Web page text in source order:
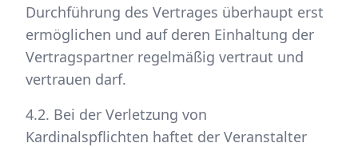
Durchführung des Vertrages überhaupt erst
ermöglichen und auf deren Einhaltung der
Vertragspartner regelmäßig vertraut und
vertrauen darf.
4.2. Bei der Verletzung von
Kardinalspflichten haftet der Veranstalter